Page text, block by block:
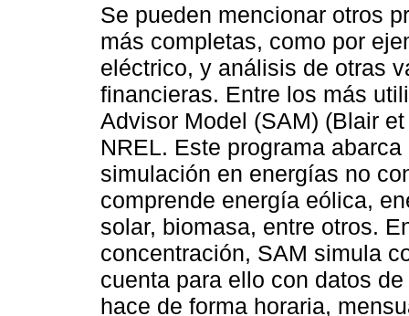
Se pueden mencionar otros
más completas, como por
eléctrico, y análisis de otras
financieras. Entre los más
Advisor Model (SAM) (Blair
NREL. Este programa
simulación en energías no
comprende energía eólica,
solar, biomasa, entre otros.
concentración, SAM simula
cuenta para ello con datos
hace de forma horaria,